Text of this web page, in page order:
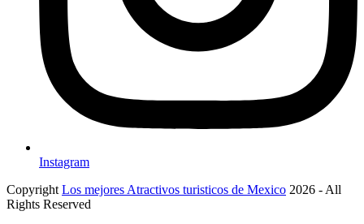
Instagram
Copyright Los mejores Atractivos turisticos de Mexico 2026 - All
Rights Reserved